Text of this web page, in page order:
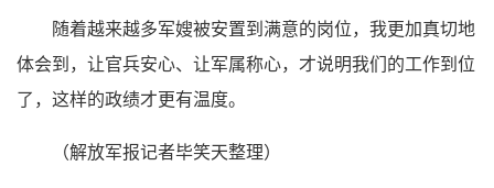
随着越来越多军嫂被安置到满意的岗位，我更加真切地
体会到，让官兵安心、让军属称心，才说明我们的工作到位
了，这样的政绩才更有温度。
（解放军报记者毕笑天整理）